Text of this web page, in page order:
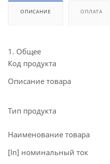
ОПИСАНИЕ ОПЛАТА
1. Общее
Код продукта
Описание товара
Тип продукта
Наименование товара
[In] номинальный ток